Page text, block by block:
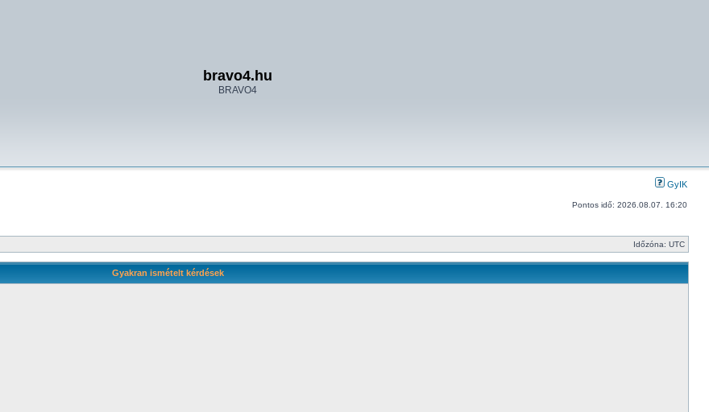
bravo4.hu
BRAVO4
GyIK
Pontos idő: 2026.08.07. 16:20
Időzóna: UTC
Gyakran ismételt kérdések